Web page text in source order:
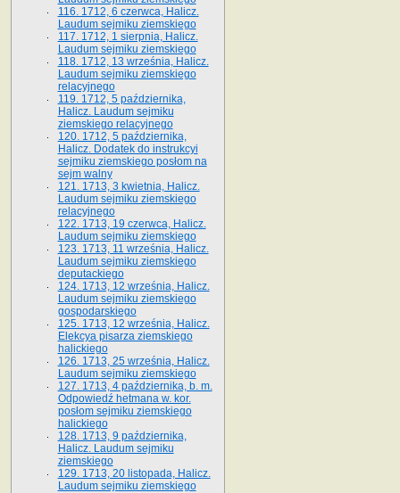
116. 1712, 6 czerwca, Halicz.
Laudum sejmiku ziemskiego
117. 1712, 1 sierpnia, Halicz.
Laudum sejmiku ziemskiego
118. 1712, 13 września, Halicz.
Laudum sejmiku ziemskiego
relacyjnego
119. 1712, 5 października,
Halicz. Laudum sejmiku
ziemskiego relacyjnego
120. 1712, 5 października,
Halicz. Dodatek do instrukcyi
sejmiku ziemskiego posłom na
sejm walny
121. 1713, 3 kwietnia, Halicz.
Laudum sejmiku ziemskiego
relacyjnego
122. 1713, 19 czerwca, Halicz.
Laudum sejmiku ziemskiego
123. 1713, 11 września, Halicz.
Laudum sejmiku ziemskiego
deputackiego
124. 1713, 12 września, Halicz.
Laudum sejmiku ziemskiego
gospodarskiego
125. 1713, 12 września, Halicz.
Elekcya pisarza ziemskiego
halickiego
126. 1713, 25 września, Halicz.
Laudum sejmiku ziemskiego
127. 1713, 4 października, b. m.
Odpowiedź hetmana w. kor.
posłom sejmiku ziemskiego
halickiego
128. 1713, 9 października,
Halicz. Laudum sejmiku
ziemskiego
129. 1713, 20 listopada, Halicz.
Laudum sejmiku ziemskiego